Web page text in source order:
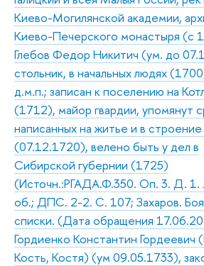
Киево-Могилянской академии,
Киево-Печерского монастыря (с
Глебов Федор Никитич (ум. до
стольник, в начальных людях
д.м.п.; записан к поселению на
(1712), майор гвардии, упомянут
написанных на житье и в
(07.12.1720), велено быть у дел в
Сибирской губернии (1725)
(Источн.:РГАДА.Ф.350. Оп. 3. Д. 1.
об.; ДПС. 2-2. С. 107; Захаров.
списки. (Дата обращения
Гордиенко Константин Гордеевич
Кость, Костя) (ум 09.05.1733),